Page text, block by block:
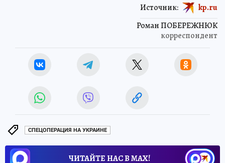
Роман ПОБЕРЕЖНЮК
корреспондент
Источник: kp.ru
СПЕЦОПЕРАЦИЯ НА УКРАИНЕ
ЧИТАЙТЕ НАС В МАХ!